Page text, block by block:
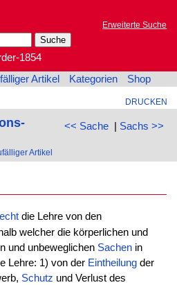
Erweiterte Suche
1854
Artikel Kategorien Shop
DRUCKEN
<< Sache| Sachs >>
Artikel
die Lehre von den
welcher die körperlichen und
und unbeweglichen Sachenin
Lehre: 1) von der Eintheilungder
Schutz und Verlust des